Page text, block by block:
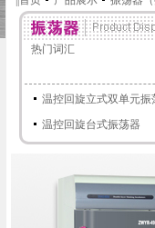
热门词汇
温控回旋立式双单元振
温控回旋台式振荡器